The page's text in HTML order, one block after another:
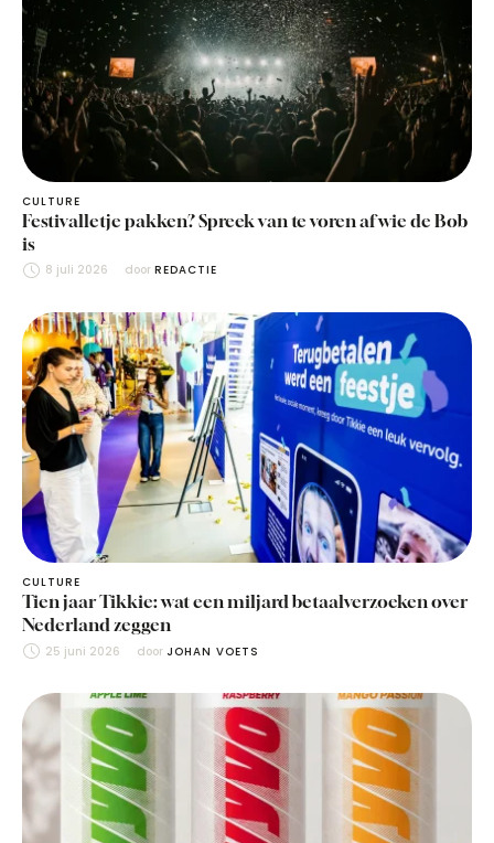
CULTURE
Festivalletje pakken? Spreek van te voren af wie de Bob
is
8 juli 2026 door REDACTIE
CULTURE
Tien jaar Tikkie: wat een miljard betaalverzoeken over
Nederland zeggen
25 juni 2026 door JOHAN VOETS